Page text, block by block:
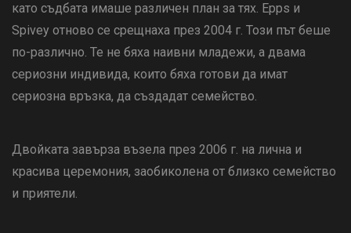
като съдбата имаше различен план за тях. Epps и
Spivey отново се срещнаха през 2004 г. Този път беше
по-различно. Те не бяха наивни младежи, а двама
сериозни индивида, които бяха готови да имат
сериозна връзка, да създадат семейство.
Двойката завърза възела през 2006 г. на лична и
красива церемония, заобиколена от близко семейство
и приятели.